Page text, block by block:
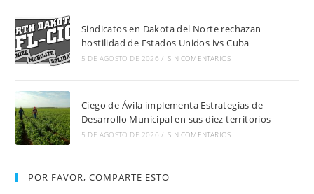
Sindicatos en Dakota del Norte rechazan
hostilidad de Estados Unidos ivs Cuba
5 DE AGOSTO DE 2026 / SIN COMENTARIOS
Ciego de Ávila implementa Estrategias de
Desarrollo Municipal en sus diez territorios
5 DE AGOSTO DE 2026 / SIN COMENTARIOS
POR FAVOR, COMPARTE ESTO